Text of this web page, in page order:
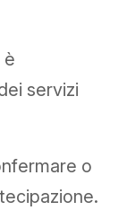
è
servizi
o